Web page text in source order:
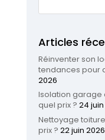
Articles
Réinventer son
tendances pour
2026
Isolation garage
quel prix ? 24
Nettoyage
prix ? 22 juin 2026